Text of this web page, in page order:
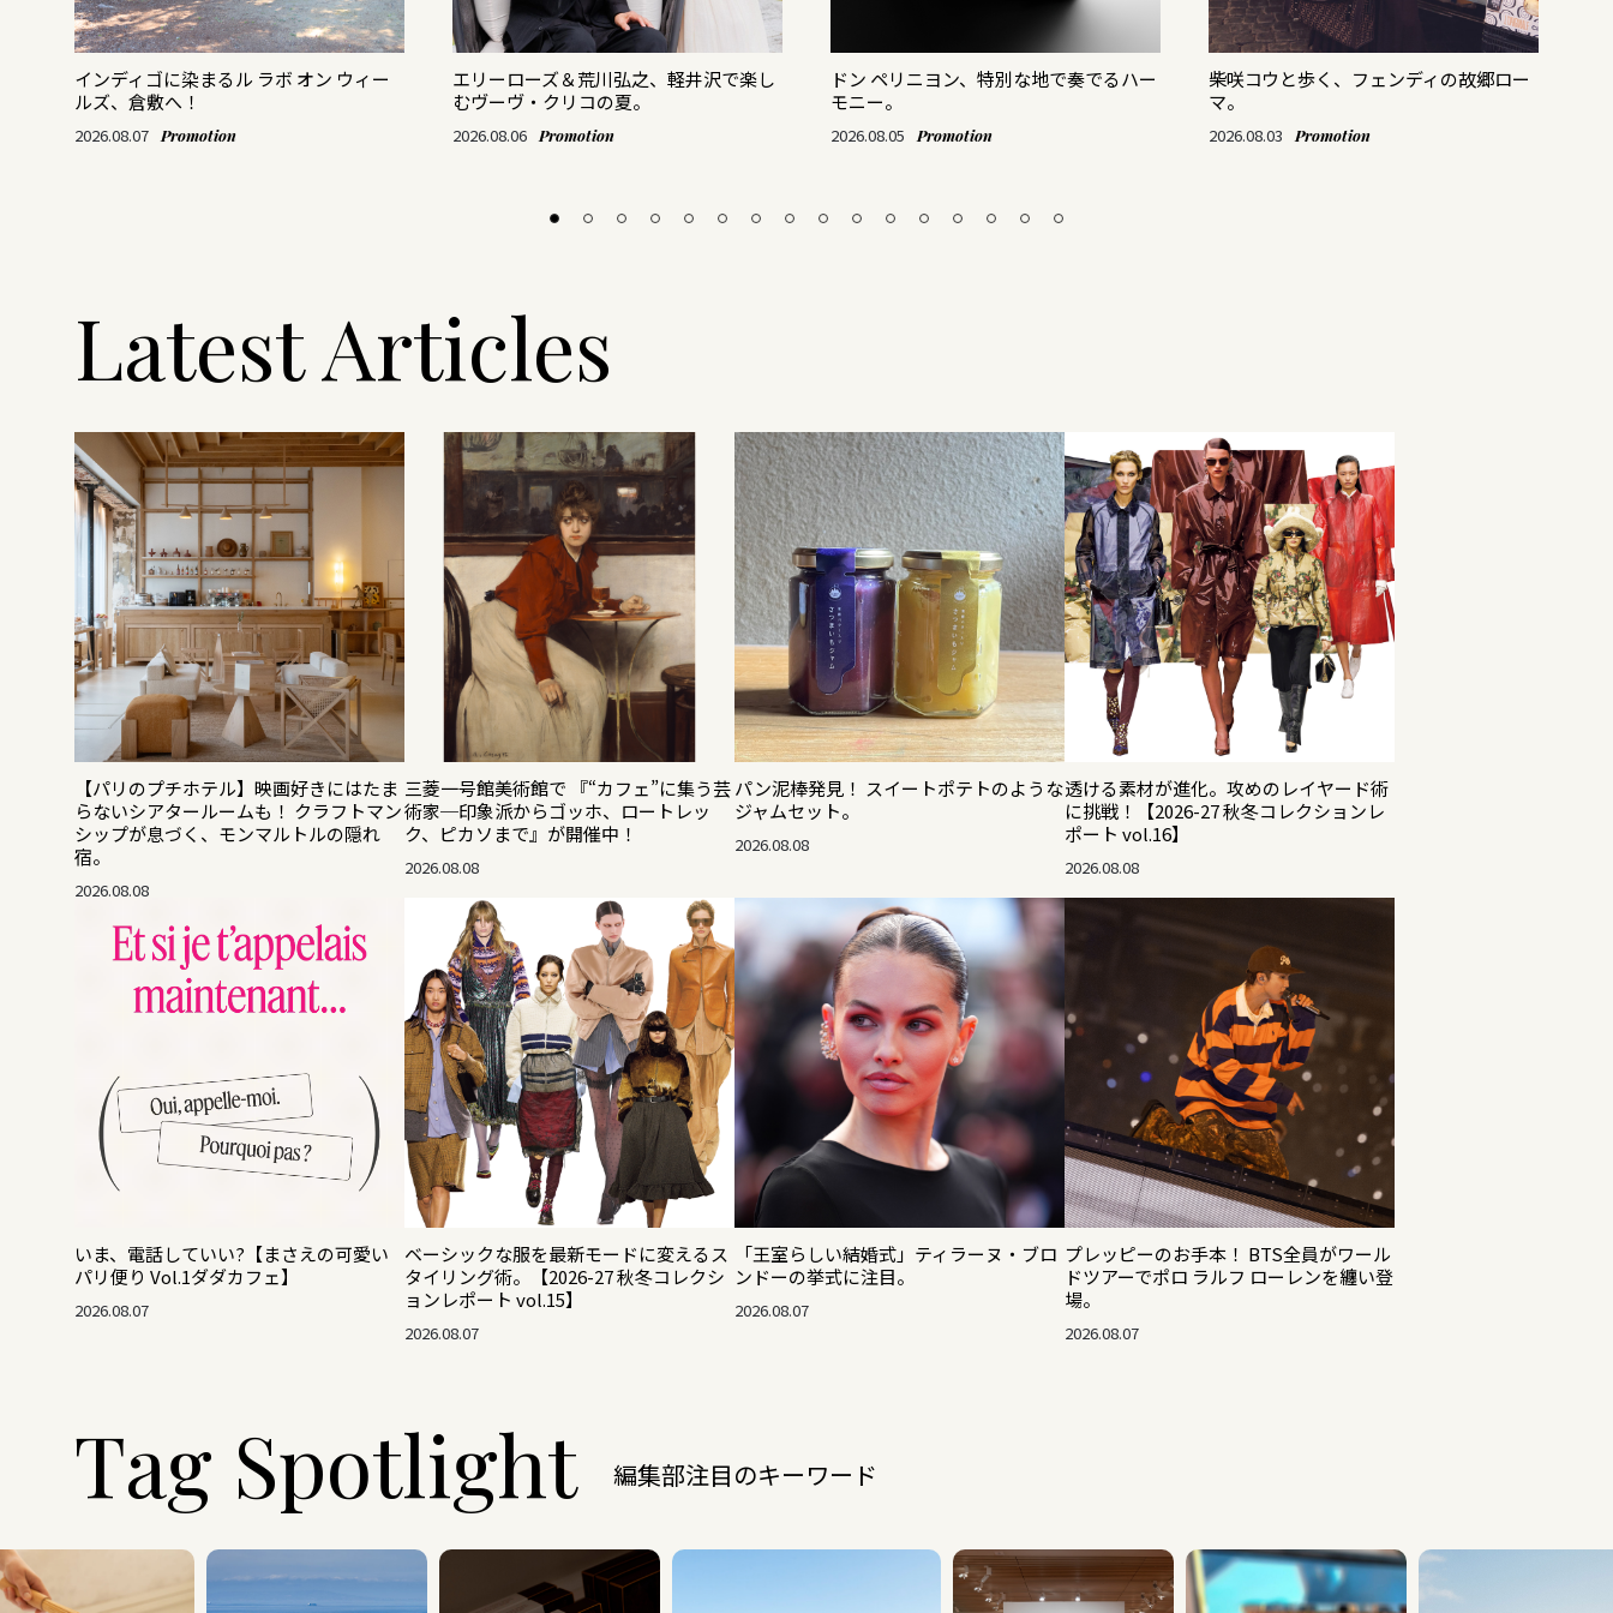
インディゴに染まるル ラボ オン ウィー
ルズ、倉敷へ！
2026.08.07 Promotion
エリーローズ＆荒川弘之、軽井沢で楽し
むヴーヴ・クリコの夏。
2026.08.06 Promotion
ドン ペリニヨン、特別な地で奏でるハー
モニー。
2026.08.05 Promotion
柴咲コウと歩く、フェンディの故郷ロー
マ。
2026.08.03 Promotion
Latest Articles
【パリのプチホテル】映画好きにはたま
らないシアタールームも！ クラフトマン
シップが息づく、モンマルトルの隠れ
宿。
2026.08.08
三菱一号館美術館で 『“カフェ”に集う芸
術家─印象派からゴッホ、ロートレッ
ク、ピカソまで』が開催中！
2026.08.08
パン泥棒発見！ スイートポテトのような
ジャムセット。
2026.08.08
透ける素材が進化。攻めのレイヤード術
に挑戦！【2026-27 秋冬コレクションレ
ポート vol.16】
2026.08.08
いま、電話していい?【まさえの可愛い
パリ便り Vol.1ダダカフェ】
2026.08.07
ベーシックな服を最新モードに変えるス
タイリング術。【2026-27 秋冬コレクシ
ョンレポート vol.15】
2026.08.07
「王室らしい結婚式」ティラーヌ・ブロ
ンドーの挙式に注目。
2026.08.07
プレッピーのお手本！ BTS全員がワール
ドツアーでポロ ラルフ ローレンを纏い登
場。
2026.08.07
Tag Spotlight 編集部注目のキーワード